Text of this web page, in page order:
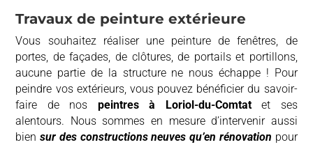
Travaux de peinture extérieure
Vous souhaitez réaliser une peinture de fenêtres, de
portes, de façades, de clôtures, de portails et portillons,
aucune partie de la structure ne nous échappe ! Pour
peindre vos extérieurs, vous pouvez bénéficier du savoir-
faire de nos peintres à Loriol-du-Comtatet ses
alentours. Nous sommes en mesure d’intervenir aussi
biensur des constructions neuves qu’en rénovation pour